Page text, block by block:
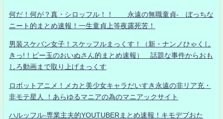
何だ！何が？真・シロッフル！！ 永遠の無職童貞- ぼっちな
ニート的まとめ速報！一生童貞上等夜露死苦！
男装スケバン女子！スケッフルまっくす！（新・ナンノひゃくし
きっ!！ビー玉のおいぬさん的まとめ速報） 話題な事件からおも
しろ動画まで取り上げまっくす
ロボットアニメ！メカと美少女キャラだいすき永遠の非リア充・
非モテ星人 ！あらゆるマニアの為のマニアックサイト
ハルッフル-専業主夫的YOUTUBERまとめ速報！キモデブおた